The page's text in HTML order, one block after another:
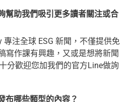
幫助我們吸引更多讀者關注或合
專注全球 ESG 新聞，不僅提供免
寫作課有興趣，又或是想將新聞
分歡迎您加我們的官方Line做詢
布哪些類型的內容？